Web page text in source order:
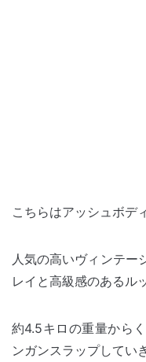
こちらはアッシュボデ
人気の高いヴィンテー
レイと高級感のあるル
約4.5キロの重量から
ンガンスラップしてい